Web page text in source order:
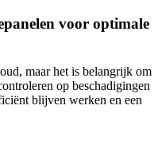
voor optimale
maar het is belangrijk om
op beschadigingen
blijven werken en een